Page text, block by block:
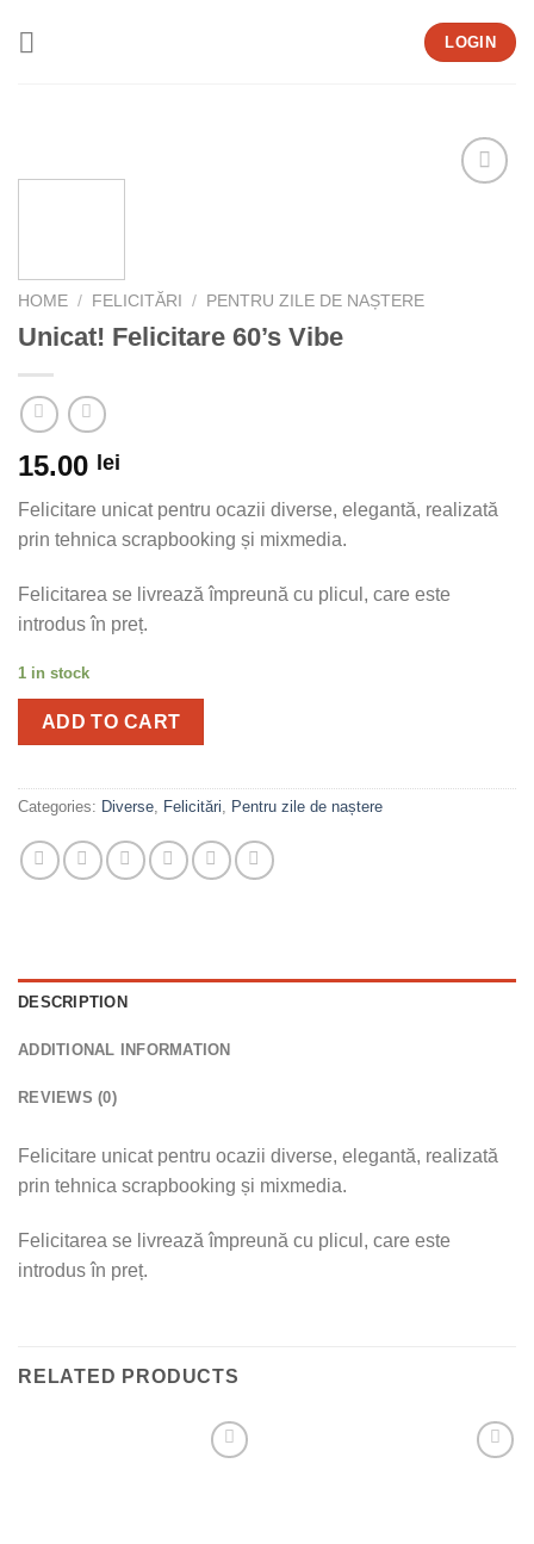
LOGIN
HOME / FELICITĂRI / PENTRU ZILE DE NAȘTERE
Unicat! Felicitare 60’s Vibe
15.00 lei
Felicitare unicat pentru ocazii diverse, elegantă, realizată
prin tehnica scrapbooking și mixmedia.
Felicitarea se livrează împreună cu plicul, care este
introdus în preț.
1 in stock
ADD TO CART
Categories: Diverse, Felicitări, Pentru zile de naștere
DESCRIPTION
ADDITIONAL INFORMATION
REVIEWS (0)
Felicitare unicat pentru ocazii diverse, elegantă, realizată
prin tehnica scrapbooking și mixmedia.
Felicitarea se livrează împreună cu plicul, care este
introdus în preț.
RELATED PRODUCTS